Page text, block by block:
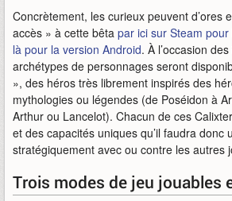
Concrètement, les curieux peuvent d’ores
accès » à cette bêta par ici sur Steam
là pour la version Android. À l’occasion
archétypes de personnages seront
», des héros très librement inspirés des
mythologies ou légendes (de Poséidon à
Arthur ou Lancelot). Chacun de ces
et des capacités uniques qu’il faudra donc
stratégiquement avec ou contre les autres
Trois modes de jeu jouables